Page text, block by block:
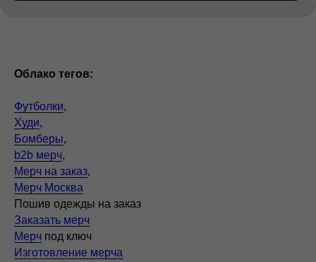
Облако тегов:
Футболки,
Худи,
Бомберы,
b2b мерч,
Мерч на заказ,
Мерч Москва
Пошив одежды на заказ
Заказать мерч
Мерч под ключ
Изготовление мерча